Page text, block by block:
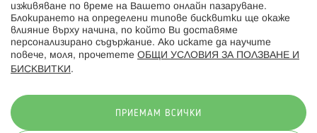
Последвайте ни:
изживяване по време на Вашето онлайн пазаруване.
Блокирането на определени типове бисквитки ще окаже
влияние върху начина, по който Ви доставяме
персонализирано съдържание. Ако искате да научите
повече, моля, прочетете ОБЩИ УСЛОВИЯ ЗА ПОЛЗВАНЕ И
БИСКВИТКИ .
ПРИЕМАМ ВСИЧКИ